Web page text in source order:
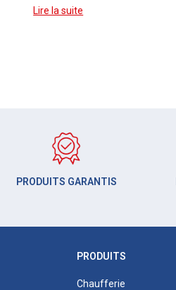
Lire la suite
PRODUITS GARANTIS
PRODUITS
Chaufferie